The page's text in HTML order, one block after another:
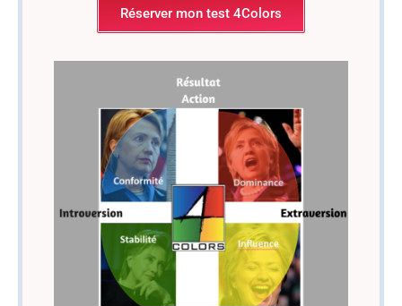
Réserver mon test 4Colors